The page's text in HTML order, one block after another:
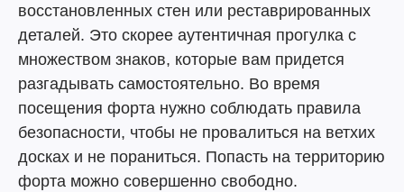
восстановленных стен или реставрированных
деталей. Это скорее аутентичная прогулка с
множеством знаков, которые вам придется
разгадывать самостоятельно. Во время
посещения форта нужно соблюдать правила
безопасности, чтобы не провалиться на ветхих
досках и не пораниться. Попасть на территорию
форта можно совершенно свободно.